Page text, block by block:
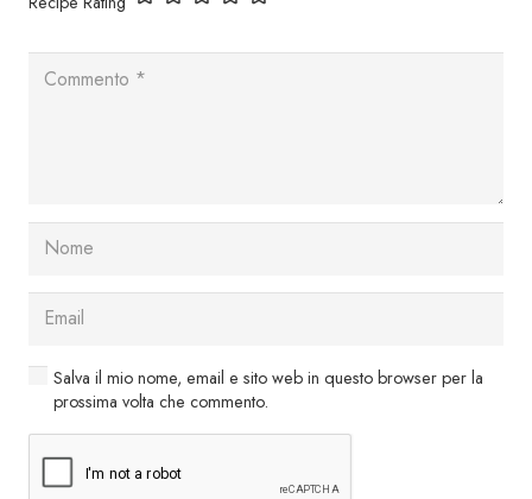
Salva il mio nome, email e sito web in questo browser per la
prossima volta che commento.